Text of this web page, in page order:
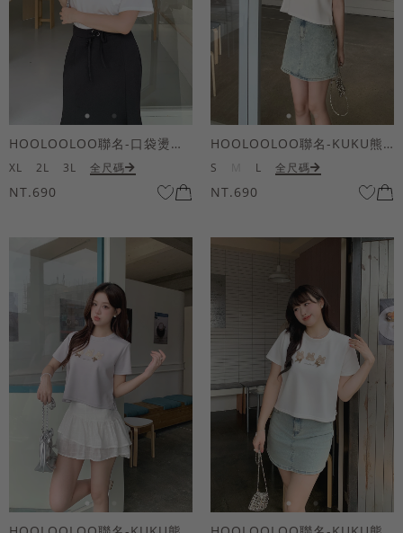
HOOLOOLOO聯名-口袋燙金KUKU熊短袖上衣
XL 2L 3L 全尺碼
NT.690
HOOLOOLOO聯名-KUKU熊蝴蝶結短袖上衣
S L 全尺碼
NT.690